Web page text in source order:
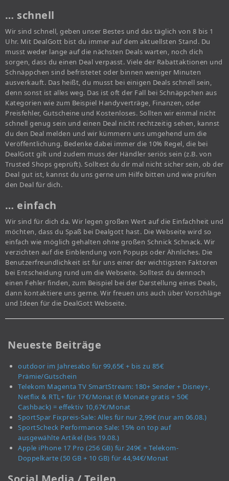
… schnell
Wir sind schnell, geben unser Bestes und das täglich von 8 bis 1
Uhr. Mit DealGott bist du immer auf dem aktuellsten Stand. Du
musst weder lange auf die nächsten Deals warten, noch dich
sorgen, dass du einen Deal verpasst. Viele der Rabattaktionen und
Schnäppchen sind befristetet oder binnen weniger Minuten
ausverkauft. Das heißt, du musst bei einigen Deals schnell sein,
denn sonst ist alles weg. Das ist oft der Fall bei Schnäppchen aus
Kategorien wie zum Beispiel Handyverträge, Finanzen, oder
Preisfehler, Gutscheine und Kostenloses. Sollten wir einmal nicht
schnell genug sein und einen Deal nicht rechtzeitig sehen, kannst
du den Deal melden und wir kümmern uns umgehend um die
Veröffentlichung. Bedenke dabei immer die 10% Regel, die bei
DealGott gilt und zudem muss der Händler seriös sein (z.B. von
Trusted Shops geprüft). Solltest du dir mal nicht sicher sein, ob der
Deal gut ist, kannst du uns gerne um Hilfe bitten und wie prüfen
den Deal für dich.
… einfach
Wir sind für dich da. Wir legen großen Wert auf die Einfachheit und
möchten, dass du Spaß bei Dealgott hast. Die Webseite wird so
einfach wie möglich gehalten ohne großen Schnick Schnack. Wir
verzichten auf die Einblendung von Popups oder Ähnliches. Die
Benutzerfreundlichkeit ist für uns einer der wichtigsten Faktoren
bei Entscheidung rund um die Webseite. Solltest du dennoch
einen Fehler finden, zum Beispiel bei der Darstellung eines Deals,
dann kontaktiere uns gerne. Wir freuen uns auch über Vorschläge
und Ideen für die DealGott Webseite.
Neueste Beiträge
outdoor im Jahresabo für 99,65€ + bis zu 85€
Prämie/Gutschein
Telekom Magenta TV SmartStream: 180+ Sender + Disney+,
Netflix & RTL+ für 17€/Monat (6 Monate gratis + 50€
Cashback) = effektiv 10,67€/Monat
SportSpar Fixpreis-Sale: Alles für nur 2,99€ (nur am 06.08.)
SportScheck Performance Sale: 15% on top auf
ausgewählte Artikel (bis 19.08.)
Apple iPhone 17 Pro (256 GB) für 249€ + Telekom-
Doppelkarte (50 GB + 10 GB) für 44,94€/Monat